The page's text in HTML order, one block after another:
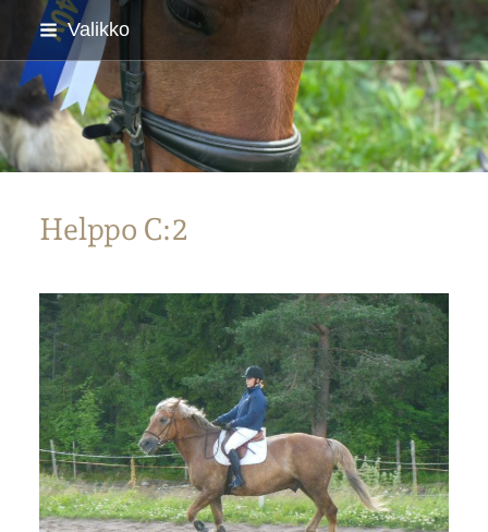
Siirry
sivun
sisältöön
Valikko
Parkanon Ratsastajat
Helppo C:2